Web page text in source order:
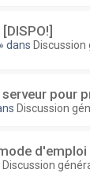
» dans Discussion
pour
Discussion
d'emploi
Discussion